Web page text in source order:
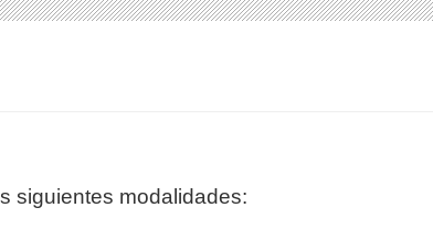
siguientes modalidades: